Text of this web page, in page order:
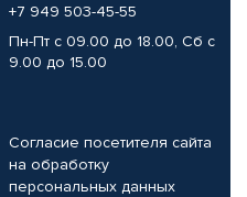
+7 949 503-45-55
Пн-Пт с 09.00 до 18.00, Сб с
9.00 до 15.00
Согласие посетителя сайта
на обработку
персональных данных